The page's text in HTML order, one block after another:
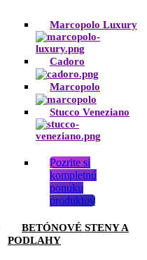
Marcopolo Luxury
Cadoro
Marcopolo
Stucco Veneziano
Pozrite si
kompletnú
ponuku
produktov
BETÓNOVÉ STENY A
PODLAHY